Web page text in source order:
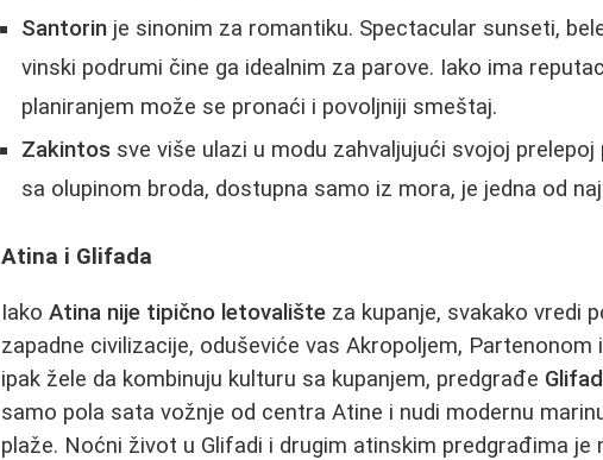
Santorin je sinonim za romantiku. Spectacular sunseti,
vinski podrumi čine ga idealnim za parove. Iako ima
planiranjem može se pronaći i povoljniji smeštaj.
Zakintos sve više ulazi u modu zahvaljujući svojoj
sa olupinom broda, dostupna samo iz mora, je jedna od
Atina i Glifada
IakoAtina nije tipično letovalište za kupanje, svakako vredi
zapadne civilizacije, oduševiće vas Akropoljem,
ipak žele da kombinuju kulturu sa kupanjem, predgrađe
samo pola sata vožnje od centra Atine i nudi modernu
plaže. Noćni život u Glifadi i drugim atinskim predgrađima je